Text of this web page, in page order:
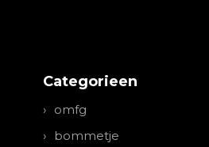
Categorieen
omfg
bommetje